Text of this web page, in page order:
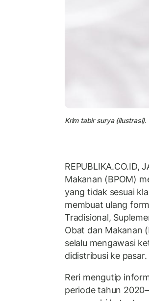
Krim tabir surya
REPUBLIKA.CO.ID,
Makanan (BPOM)
yang tidak sesuai
membuat ulang
Tradisional,
Obat dan Makanan
selalu mengawasi
didistribusi ke pasar.
Reri mengutip
periode tahun